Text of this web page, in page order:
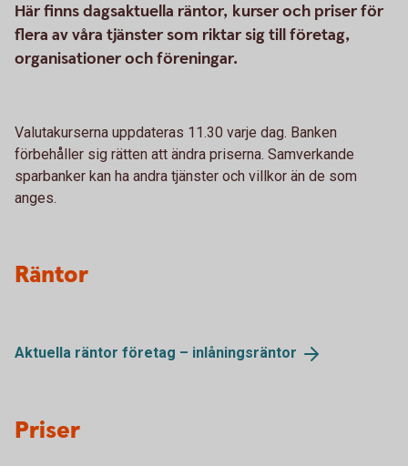
Här finns dagsaktuella räntor, kurser och priser för
flera av våra tjänster som riktar sig till företag,
organisationer och föreningar.
Valutakurserna uppdateras 11.30 varje dag. Banken
förbehåller sig rätten att ändra priserna. Samverkande
sparbanker kan ha andra tjänster och villkor än de som
anges.
Räntor
Aktuella räntor företag – inlåningsräntor
Priser